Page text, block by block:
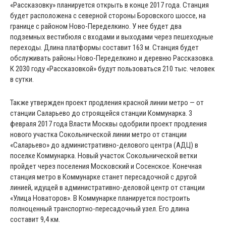
«Рассказовку» планируется открыть в конце 2017 года. Станция
будет расположена с северной стороны Боровского шоссе, на
границе с районом Ново-Переделкино. У нее будет два
подземных вестибюля с входами и выходами через пешеходные
переходы. Длина платформы составит 163 м. Станция будет
обслуживать районы Ново-Переделкино и деревню Рассказовка.
К 2030 году «Рассказовкой» будут пользоваться 210 тыс. человек
в сутки.
Также утвержден проект продления красной линии метро — от
станции Саларьево до строящейся станции Коммунарка. 3
февраля 2017 года Власти Москвы одобрили проект продления
нового участка Сокольнической линии метро от станции
«Саларьево» до административно-делового центра (АДЦ) в
поселке Коммунарка. Новый участок Сокольнической ветки
пройдет через поселения Московский и Сосенское. Конечная
станция метро в Коммунарке станет пересадочной с другой
линией, идущей в административно-деловой центр от станции
«Улица Новаторов». В Коммунарке планируется построить
полноценный транспортно-пересадочный узел. Его длина
составит 9,4 км.